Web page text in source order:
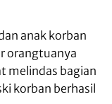
anak korban
orangtuanya
melindas bagian
korban berhasil